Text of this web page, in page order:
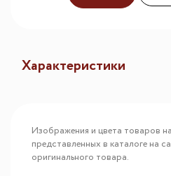
Характеристики
Изображения и цвета товаров
представленных в каталоге на
оригинального товара.